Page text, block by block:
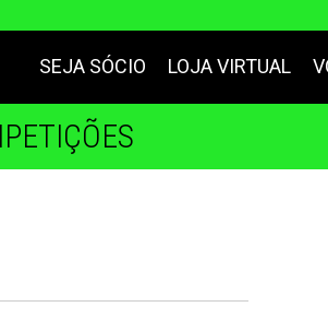
SEJA SÓCIO LOJA VIRTUAL